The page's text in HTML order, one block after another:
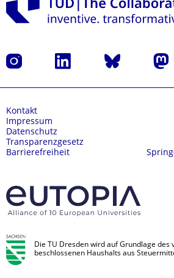
Instagram LinkedIn Bluesky
Kontakt
Impressum
Datenschutz
Transparenzgesetz
Barrierefreiheit
Die TU Dresden wird auf Grundlage des
beschlossenen Haushalts aus